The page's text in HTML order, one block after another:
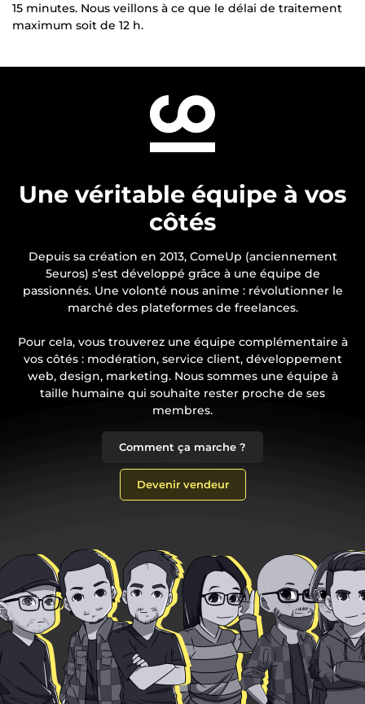
15 minutes. Nous veillons à ce que le délai de traitement
maximum soit de 12 h.
Une véritable équipe à vos
côtés
Depuis sa création en 2013, ComeUp (anciennement
5euros) s’est développé grâce à une équipe de
passionnés. Une volonté nous anime : révolutionner le
marché des plateformes de freelances.
Pour cela, vous trouverez une équipe complémentaire à
vos côtés : modération, service client, développement
web, design, marketing. Nous sommes une équipe à
taille humaine qui souhaite rester proche de ses
membres.
Comment ça marche ?
Devenir vendeur